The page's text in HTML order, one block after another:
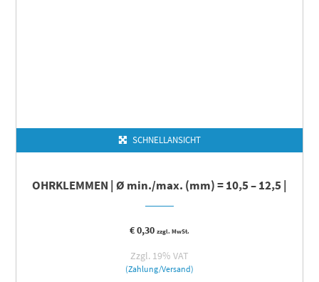
SCHNELLANSICHT
OHRKLEMMEN | Ø min./max. (mm) = 10,5 – 12,5 |
€0,30 zzgl. MwSt.
Zzgl. 19% VAT
(Zahlung/Versand)